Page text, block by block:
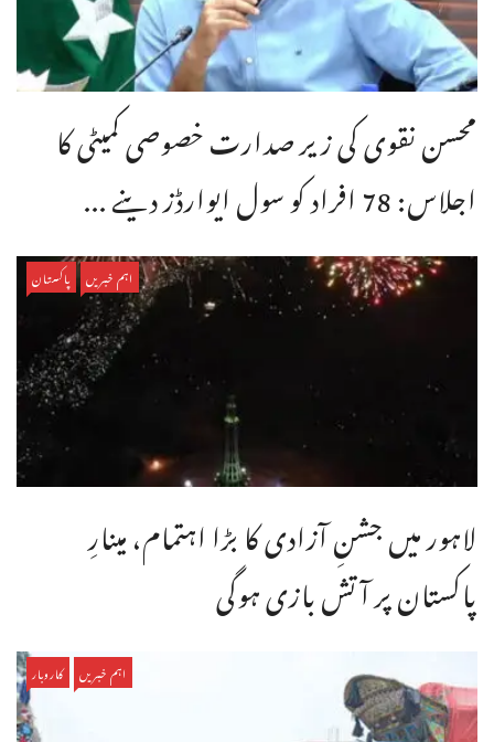
محسن نقوی کی زیر صدارت خصوصی کمیٹی کا
اجلاس: 78 افراد کو سول ایوارڈز دینے ...
اہم خبریں پاکستان
لاہور میں جشنِ آزادی کا بڑا اہتمام، مینارِ
پاکستان پر آتش بازی ہوگی
اہم خبریں کاروبار